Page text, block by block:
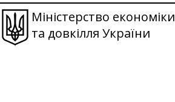
Міністерство економіки
та довкілля України